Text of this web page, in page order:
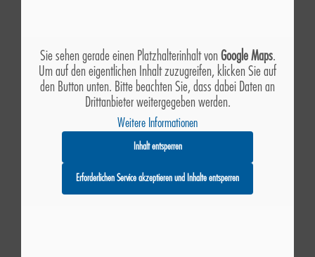
Sie sehen gerade einen Platzhalterinhalt von Google Maps.
Um auf den eigentlichen Inhalt zuzugreifen, klicken Sie auf
den Button unten. Bitte beachten Sie, dass dabei Daten an
Drittanbieter weitergegeben werden.
Weitere Informationen
Inhalt entsperren
Erforderlichen Service akzeptieren und Inhalte entsperren